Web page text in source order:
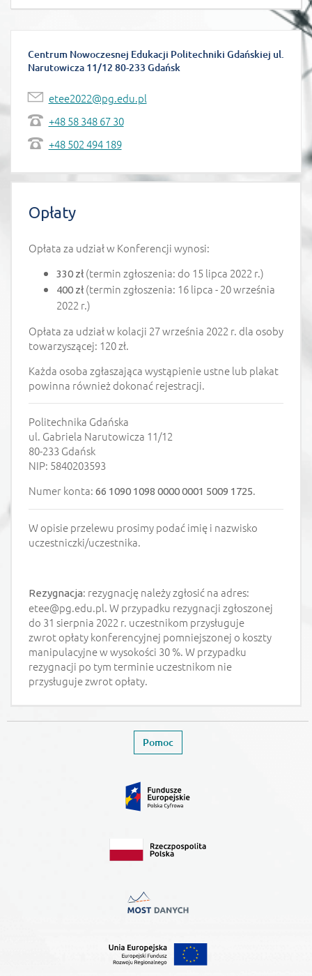
Centrum Nowoczesnej Edukacji Politechniki Gdańskiej ul.
Narutowicza 11/12 80-233 Gdańsk
etee2022@pg.edu.pl
+48 58 348 67 30
+48 502 494 189
Opłaty
Opłata za udział w Konferencji wynosi:
330 zł (termin zgłoszenia: do 15 lipca 2022 r.)
400 zł (termin zgłoszenia: 16 lipca - 20 września
2022 r.)
Opłata za udział w kolacji 27 września 2022 r. dla osoby
towarzyszącej: 120 zł.
Każda osoba zgłaszająca wystąpienie ustne lub plakat
powinna również dokonać rejestracji.
Politechnika Gdańska
ul. Gabriela Narutowicza 11/12
80-233 Gdańsk
NIP: 5840203593
Numer konta: 66 1090 1098 0000 0001 5009 1725.
W opisie przelewu prosimy podać imię i nazwisko
uczestniczki/uczestnika.
Rezygnacja: rezygnację należy zgłosić na adres:
etee@pg.edu.pl. W przypadku rezygnacji zgłoszonej
do 31 sierpnia 2022 r. uczestnikom przysługuje
zwrot opłaty konferencyjnej pomniejszonej o koszty
manipulacyjne w wysokości 30 %. W przypadku
rezygnacji po tym terminie uczestnikom nie
przysługuje zwrot opłaty.
Pomoc